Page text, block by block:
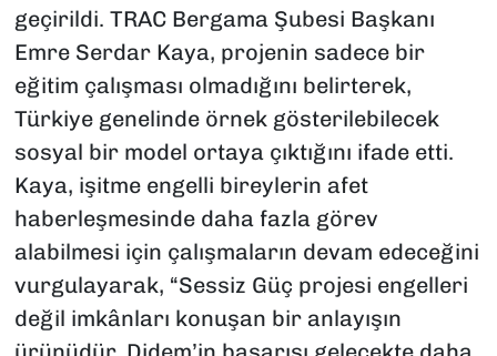
geçirildi. TRAC Bergama Şubesi Başkanı
Emre Serdar Kaya, projenin sadece bir
eğitim çalışması olmadığını belirterek,
Türkiye genelinde örnek gösterilebilecek
sosyal bir model ortaya çıktığını ifade etti.
Kaya, işitme engelli bireylerin afet
haberleşmesinde daha fazla görev
alabilmesi için çalışmaların devam edeceğini
vurgulayarak, “Sessiz Güç projesi engelleri
değil imkânları konuşan bir anlayışın